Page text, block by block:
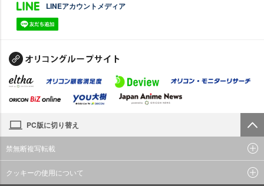
LINEアカウントメディア
PC版に切り替え
禁無断複写転載
クッキーの使用について